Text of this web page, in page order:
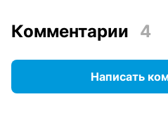
Комментарии 4
Написать